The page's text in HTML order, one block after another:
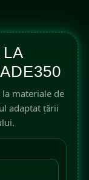
materiale de
adaptat țării